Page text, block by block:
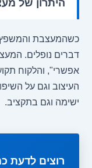
היתרון של
כשהמעצבת והמשפץ
דברים נופלים.
אפשרי", והלקוח
העיצוב וגם על
ישימה וגם בתקציב.
רוצים לדעת